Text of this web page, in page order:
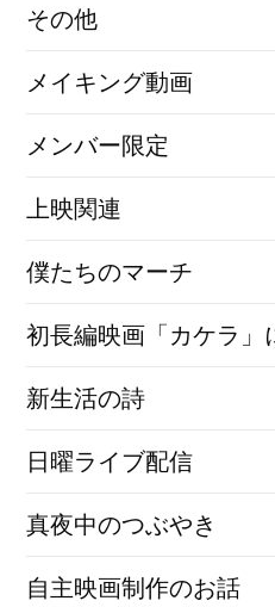
その他
メイキング動画
メンバー限定
上映関連
僕たちのマーチ
初長編映画「カケラ」
新生活の詩
日曜ライブ配信
真夜中のつぶやき
自主映画制作のお話